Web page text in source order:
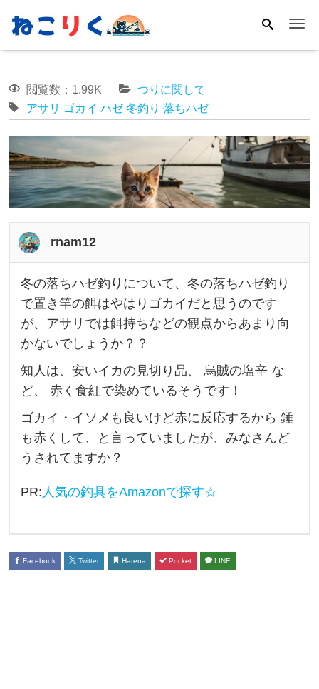
閲覧数：1.99K
つりに関して
アサリ ゴカイ ハゼ 冬釣り 落ちハゼ
rnam12
冬
の
落
ち
ハ
ゼ
釣
り
に
つ
て
、
冬
冬の落ちハゼ釣りについて、冬の落ちハゼ釣り
で置き竿の餌はやはりゴカイだと思うのです
が、アサリでは餌持ちなどの観点からあまり向
かないでしょうか？？
知人は、安いイカの見切り品、 烏賊の塩辛 な
ど、 赤く食紅で染めているそうです！
ゴカイ・イソメも良いけど赤に反応するから 錘
も赤くして、と言っていましたが、みなさんど
うされてますか？
PR: 人気の釣具をAmazonで探す☆
Facebook Twitter Hatena Pocket LINE